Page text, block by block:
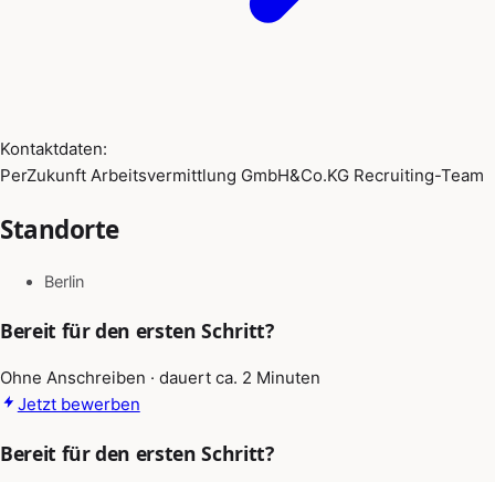
Kontaktdaten:
PerZukunft Arbeitsvermittlung GmbH&Co.KG Recruiting-Team
Standorte
Berlin
Bereit für den ersten Schritt?
Ohne Anschreiben · dauert ca. 2 Minuten
Jetzt bewerben
Bereit für den ersten Schritt?